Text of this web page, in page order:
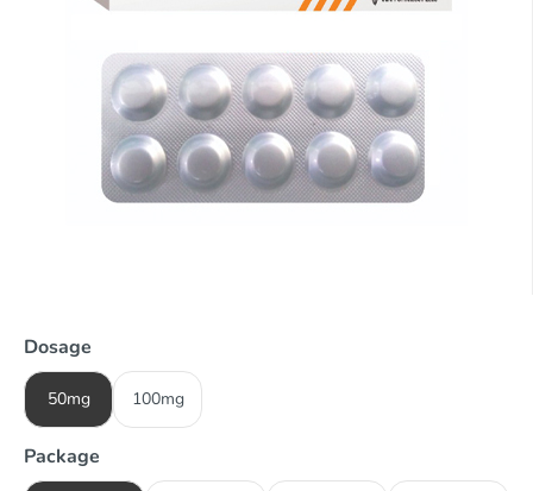
Dosage
50mg 100mg
Package